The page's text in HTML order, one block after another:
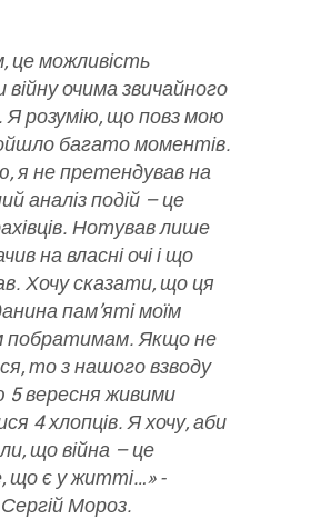
це можливість
очима звичайного
розумію, що повз мою
багато моментів.
я не претендував на
аналіз подій – це
Нотував лише
на власні очі і що
Хочу сказати, що ця
пам’яті моїм
побратимам. Якщо не
то з нашого взводу
5 вересня живими
4 хлопців. Я хочу, аби
що війна – це
що є у житті…» -
Мороз.